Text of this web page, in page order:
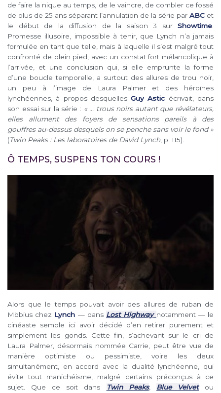
de faire la nique au temps, de le vaincre, de combler ce fossé
de plus de 25 ans séparant l’annulation de la série par ABC et
le début de la diffusion de la saison 3 sur Showtime
Promesse illusoire, impossible à tenir, que Lynch n’a jamais
formulée en tant que telle, mais à laquelle il s’est malgré tout
confronté de plein pied, avec un constat fort mélancolique à
l’arrivée, et une conclusion qui, si elle emprunte la forme
d’une boucle temporelle, a surtout des allures de trou noir,
un peu à l’image de Laura Palmer et des héroïnes
lynchéennes, à propos desquellesGuy Astic écrivait, dans
son essai sur la série : « … trous noirs autant que révélateurs,
elles allument des foyers de sensations pareils à des
gouffres au-dessus desquels on se penche sans voir le fond »
(Twin Peaks : Les laboratoires de David Lynch , p. 115).
Ô TEMPS, SUSPENS TON COURS !
Alors que le temps pouvait avoir des allures de ruban de
Möbius chez Lynch — dans Lost Highway notamment — le
cinéaste semble ici avoir décidé d’en retirer purement et
simplement les gonds. Cette fin, s’achevant sur le cri de
Laura Palmer, désormais nommée Carrie, peut être vue de
manière optimiste ou pessimiste, voire les deux
simultanément, en accord avec la dualité lynchéenne, qui
évite tout manichéisme, malgré certains préconçus à ce
sujet. Que ce soit dans
Twin Peaks, Blue Velvetou